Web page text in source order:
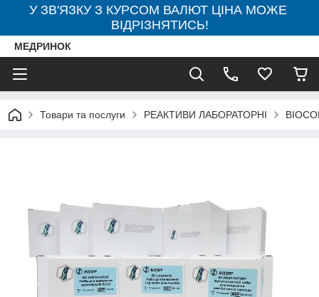
У ЗВ'ЯЗКУ З КУРСОМ ВАЛЮТ ЦІНА МОЖЕ
ВІДРІЗНЯТИСЬ!
МЕДРИНОК
Товари та послуги РЕАКТИВИ ЛАБОРАТОРНІ